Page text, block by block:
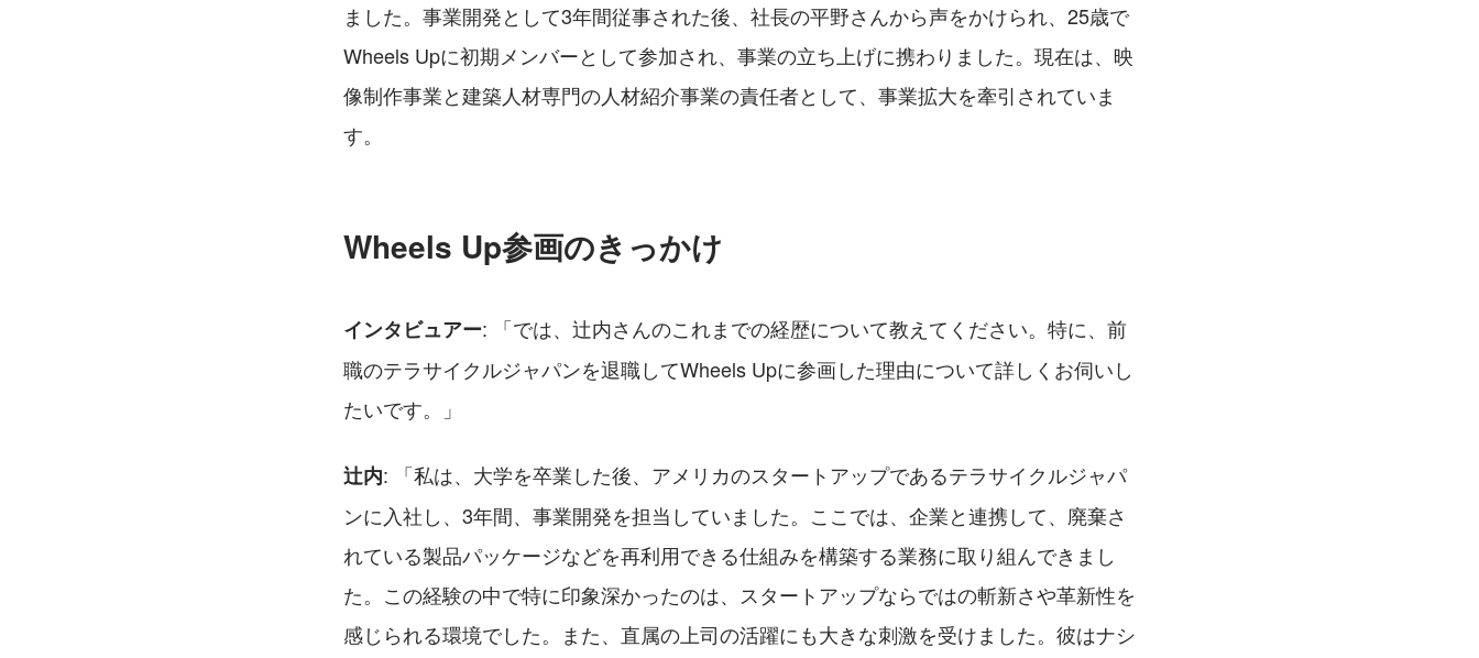
ました。事業開発として3年間従事された後、社長の平野さんから声をかけられ、25歳で
Wheels Upに初期メンバーとして参加され、事業の立ち上げに携わりました。現在は、映
像制作事業と建築人材専門の人材紹介事業の責任者として、事業拡大を牽引されていま
す。
Wheels Up参画のきっかけ
インタビュアー: 「では、辻内さんのこれまでの経歴について教えてください。特に、前
職のテラサイクルジャパンを退職してWheels Upに参画した理由について詳しくお伺いし
たいです。」
辻内: 「私は、大学を卒業した後、アメリカのスタートアップであるテラサイクルジャパ
ンに入社し、3年間、事業開発を担当していました。ここでは、企業と連携して、廃棄さ
れている製品パッケージなどを再利用できる仕組みを構築する業務に取り組んできまし
た。この経験の中で特に印象深かったのは、スタートアップならではの斬新さや革新性を
感じられる環境でした。また、直属の上司の活躍にも大きな刺激を受けました。彼はナシ